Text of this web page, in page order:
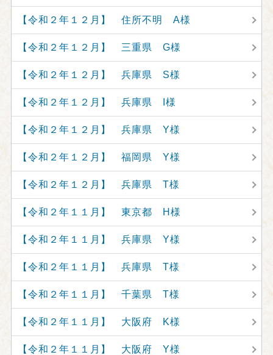
【令和２年１２月】 住所不明 A様
【令和２年１２月】 三重県 G様
【令和２年１２月】 兵庫県 S様
【令和２年１２月】 兵庫県 I様
【令和２年１２月】 兵庫県 Y様
【令和２年１２月】 福岡県 Y様
【令和２年１２月】 兵庫県 T様
【令和２年１１月】 東京都 H様
【令和２年１１月】 兵庫県 Y様
【令和２年１１月】 兵庫県 T様
【令和２年１１月】 千葉県 T様
【令和２年１１月】 大阪府 K様
【令和２年１１月】 大阪府 Y様